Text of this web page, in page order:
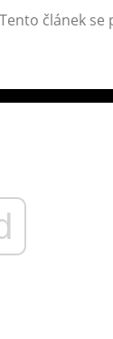
článek